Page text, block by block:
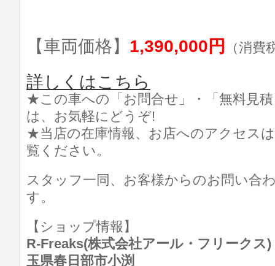
【車両価格】 1,390,000円 （消費
詳しくはこちら
★この車への「お問合せ」・「無料見
は、お気軽にどうぞ!
★当店の在庫情報、お店へのアクセス
覧ください。
スタッフ一同、お客様からのお問い合
す。
【ショップ情報】
R-Freaks(株式会社アール・フリーク
玉県春日部市小渕